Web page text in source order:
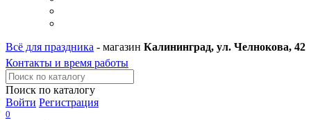
Всё для праздника - магазин Калининград, ул. Челнокова, 42
Контакты и время работы
Поиск по каталогу
Войти Регистрация
0